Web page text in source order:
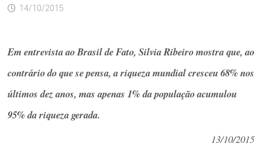
14/10/2015
Em entrevista ao Brasil de Fato, Silvia Ribeiro mostra que, ao
contrário do que se pensa, a riqueza mundial cresceu 68% nos
últimos dez anos, mas apenas 1% da população acumulou
95% da riqueza gerada.
13/10/2015